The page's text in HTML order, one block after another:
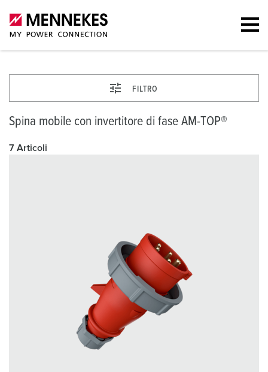
FILTRO
Spina mobile con invertitore di fase AM-TOP®
7 Articoli